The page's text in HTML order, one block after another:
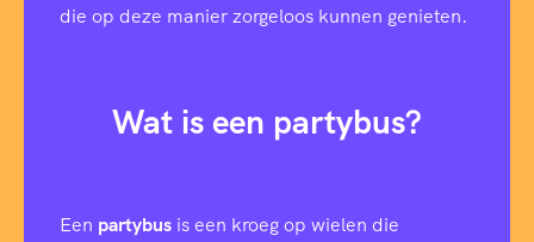
die op deze manier zorgeloos kunnen genieten.
Wat is een partybus?
Een partybus is een kroeg op wielen die